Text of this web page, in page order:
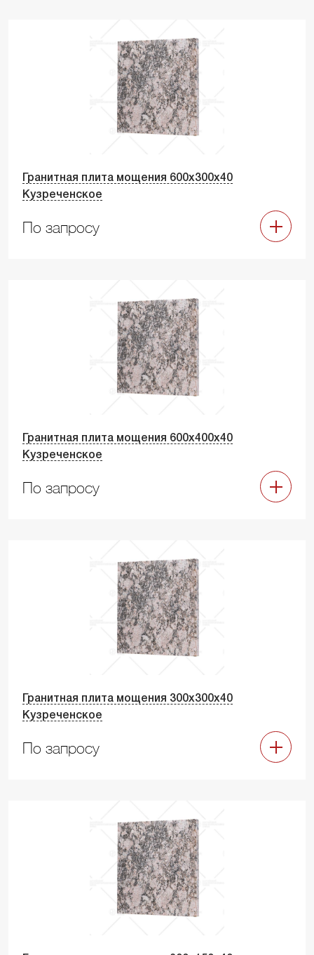
Гранитная плита мощения 600х300х40
Кузреченское
По запросу
Гранитная плита мощения 600х400х40
Кузреченское
По запросу
Гранитная плита мощения 300х300х40
Кузреченское
По запросу